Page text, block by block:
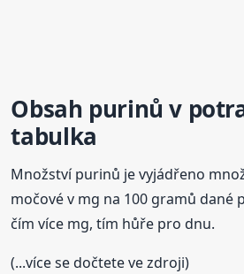
Obsah purinů v
tabulka
Množství purinů je vyjádřeno
močové v mg na 100 gramů dané
čím více mg, tím hůře pro dnu.
(...více se dočtete ve zdroji)